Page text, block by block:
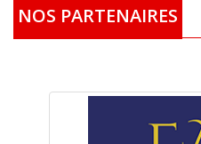
NOS PARTENAIRES